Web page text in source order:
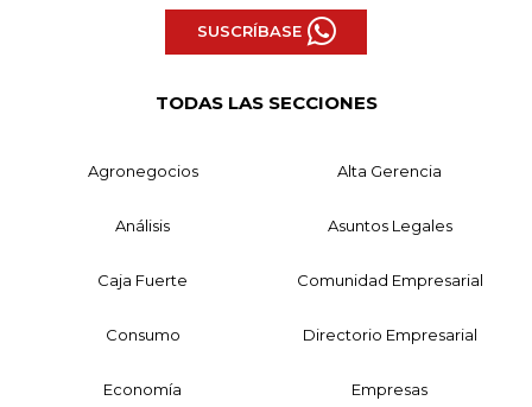
SUSCRÍBASE
TODAS LAS SECCIONES
Agronegocios Alta Gerencia
Análisis Asuntos Legales
Caja Fuerte Comunidad Empresarial
Consumo Directorio Empresarial
Economía Empresas